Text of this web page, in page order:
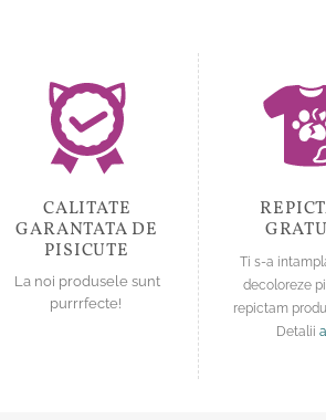
pot
fi
alese
produsului.
CALITATE
GARANTATA DE
PISICUTE
La noi produsele sunt
purrrfecte!
Ti s-a
decoloreze
repictam
Detalii